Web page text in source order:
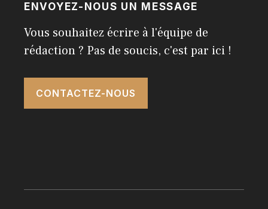
ENVOYEZ-NOUS UN MESSAGE
Vous souhaitez écrire à l'équipe de
rédaction ? Pas de soucis, c'est par ici !
CONTACTEZ-NOUS